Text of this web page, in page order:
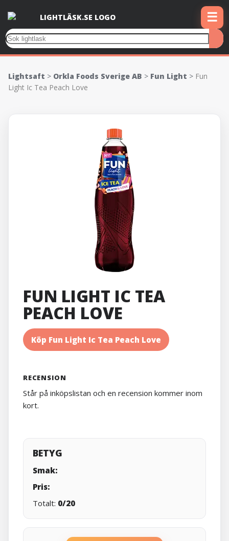
☰
Lightsaft > Orkla Foods Sverige AB > Fun Light > Fun
Light Ic Tea Peach Love
FUN LIGHT IC TEA
PEACH LOVE
Köp Fun Light Ic Tea Peach Love
RECENSION
Står på inköpslistan och en recension kommer inom
kort.
BETYG
Smak:
Pris:
Totalt: 0/20